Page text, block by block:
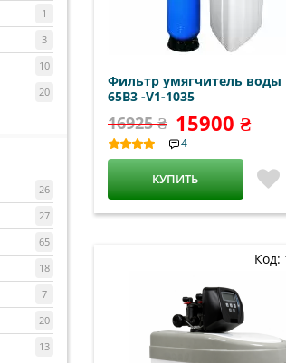
Фильтр умягчитель воды
65B3 -V1-1035
16925 ₴ 15900 ₴
4
КУПИТЬ
Код:
1
3
10
20
26
27
65
18
7
20
13